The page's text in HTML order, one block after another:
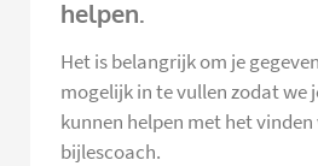
helpen.
Het is belangrijk om je
mogelijk in te vullen zodat we
kunnen helpen met het vinden
bijlescoach.